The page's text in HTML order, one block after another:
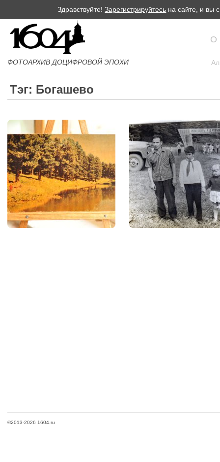
Здравствуйте!Зарегистрируйтесь на сайте, и вы
ФОТОАРХИВ ДОЦИФРОВОЙ ЭПОХИ
О
Тэг: Богашево
©2013-2026 1604.ru